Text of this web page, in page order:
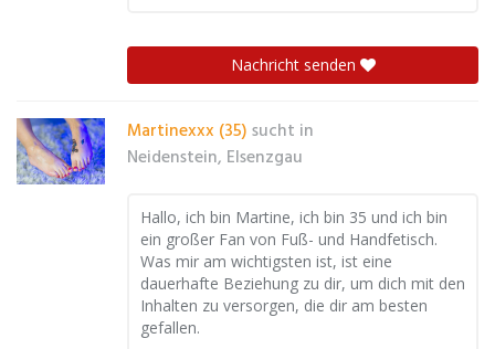
Nachricht senden
Martinexxx (35) sucht in
Neidenstein, Elsenzgau
Hallo, ich bin Martine, ich bin 35 und ich bin
ein großer Fan von Fuß- und Handfetisch.
Was mir am wichtigsten ist, ist eine
dauerhafte Beziehung zu dir, um dich mit den
Inhalten zu versorgen, die dir am besten
gefallen.